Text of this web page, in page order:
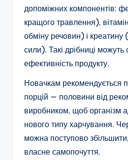
допоміжних компонентів:
кращого травлення),
обміну речовин) і креатину
сили). Такі дрібниці
ефективність продукту.
Новачкам рекомендується
порцій — половини від
виробником, щоб організм
нового типу харчування.
можна поступово
власне самопочуття.